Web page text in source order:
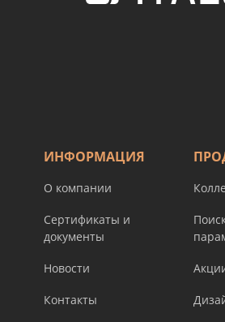
ИНФОРМАЦИЯ
О компании
Сертификаты и
документы
Новости
Контакты